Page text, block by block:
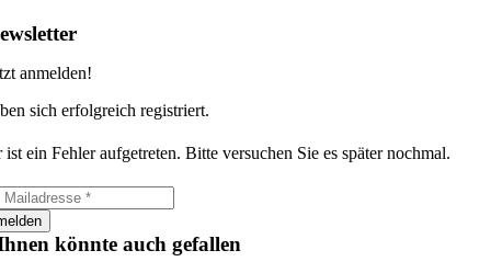
anmelden!
sich erfolgreich registriert.
ist ein Fehler aufgetreten. Bitte versuchen Sie es später nochmal.
könnte auch gefallen